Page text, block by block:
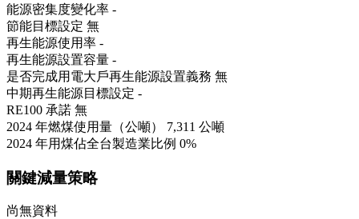
能源密集度變化率 -
節能目標設定 無
再生能源使用率 -
再生能源設置容量 -
是否完成用電大戶再生能源設置義務 無
中期再生能源目標設定 -
RE100 承諾 無
2024 年燃煤使用量（公噸） 7,311 公噸
2024 年用煤佔全台製造業比例 0%
關鍵減量策略
尚無資料